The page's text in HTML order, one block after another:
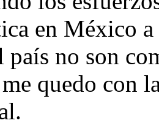
en México
país no son
quedo con